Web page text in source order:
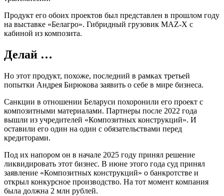
Продукт его обоих проектов был представлен в прошлом году
на выставке «Белагро». Гибридный грузовик MAZ-X с
кабиной из композита.
Делай …
Но этот продукт, похоже, последний в рамках третьей
попытки Андрея Бирюкова заявить о себе в мире бизнеса.
Санкции в отношении Беларуси похоронили его проект с
композитными материалами. Партнеры после 2022 года
вышли из учредителей «Композитных конструкций». И
оставили его один на один с обязательствами перед
кредиторами.
Под их напором он в начале 2025 году принял решение
ликвидировать этот бизнес. В июне этого года суд принял
заявление «Композитных конструкций» о банкротстве и
открыл конкурсное производство. На тот момент компания
была должна 2 млн рублей.